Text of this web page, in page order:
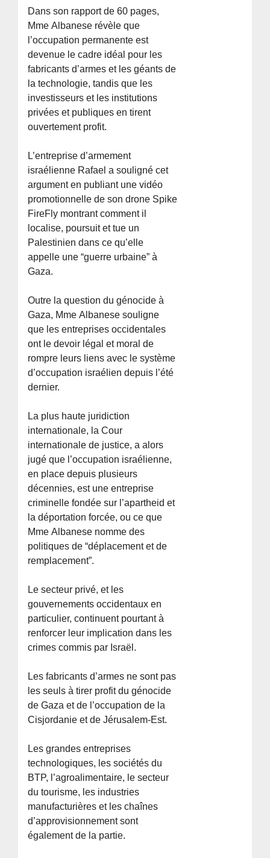
Dans son rapport de 60 pages,
Mme Albanese révèle que
l’occupation permanente est
devenue le cadre idéal pour les
fabricants d’armes et les géants de
la technologie, tandis que les
investisseurs et les institutions
privées et publiques en tirent
ouvertement profit.
L’entreprise d’armement
israélienne Rafael a souligné cet
argument en publiant une vidéo
promotionnelle de son drone Spike
FireFly montrant comment il
localise, poursuit et tue un
Palestinien dans ce qu’elle
appelle une “guerre urbaine” à
Gaza.
Outre la question du génocide à
Gaza, Mme Albanese souligne
que les entreprises occidentales
ont le devoir légal et moral de
rompre leurs liens avec le système
d’occupation israélien depuis l’été
dernier.
La plus haute juridiction
internationale, la Cour
internationale de justice, a alors
jugé que l’occupation israélienne,
en place depuis plusieurs
décennies, est une entreprise
criminelle fondée sur l’apartheid et
la déportation forcée, ou ce que
Mme Albanese nomme des
politiques de “déplacement et de
remplacement”.
Le secteur privé, et les
gouvernements occidentaux en
particulier, continuent pourtant à
renforcer leur implication dans les
crimes commis par Israël.
Les fabricants d’armes ne sont pas
les seuls à tirer profit du génocide
de Gaza et de l’occupation de la
Cisjordanie et de Jérusalem-Est.
Les grandes entreprises
technologiques, les sociétés du
BTP, l’agroalimentaire, le secteur
du tourisme, les industries
manufacturières et les chaînes
d’approvisionnement sont
également de la partie.